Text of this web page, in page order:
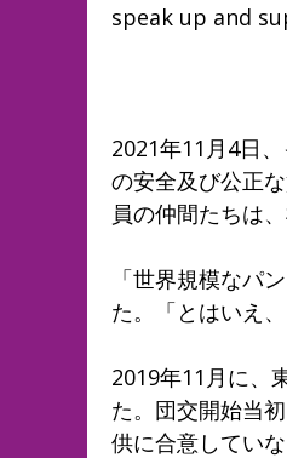
speak up and
2021年11月4日
の安全及び公正
員の仲間たちは
「世界規模なパ
た。「とはいえ
2019年11月に、
た。団交開始当
供に合意してい